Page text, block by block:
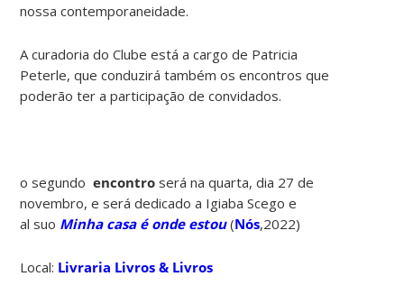
nossa contemporaneidade.
A curadoria do Clube está a cargo de Patricia
Peterle, que conduzirá também os encontros que
poderão ter a participação de convidados.
o segundo encontro será na quarta, dia 27 de
novembro, e será dedicado a Igiaba Scego e
al suo Minha casa é onde estou (Nós,2022)
Local: Livraria Livros & Livros